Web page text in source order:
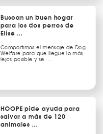
Buscan un buen hogar
para los dos perros de
Elise …
Compartimos el mensaje de Dog
Welfare para que llegue lo más
lejos posible y se …
HOOPE pide ayuda para
salvar a más de 120
animales …